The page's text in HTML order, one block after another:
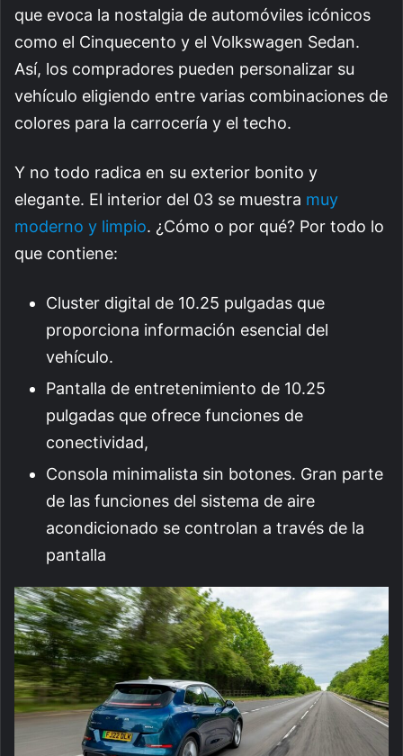
que evoca la nostalgia de automóviles icónicos
como el Cinquecento y el Volkswagen Sedan.
Así, los compradores pueden personalizar su
vehículo eligiendo entre varias combinaciones de
colores para la carrocería y el techo.
Y no todo radica en su exterior bonito y
elegante. El interior del 03 se muestra muy
moderno y limpio. ¿Cómo o por qué? Por todo lo
que contiene:
Cluster digital de 10.25 pulgadas que
proporciona información esencial del
vehículo.
Pantalla de entretenimiento de 10.25
pulgadas que ofrece funciones de
conectividad,
Consola minimalista sin botones. Gran parte
de las funciones del sistema de aire
acondicionado se controlan a través de la
pantalla